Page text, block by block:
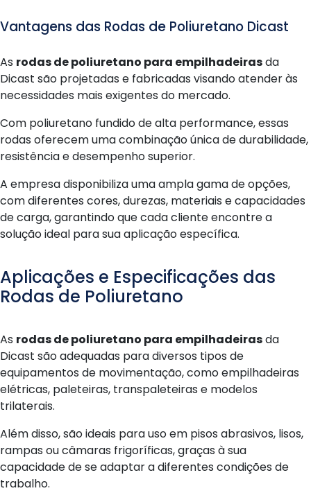
Vantagens das Rodas de Poliuretano Dicast
As rodas de poliuretano para empilhadeirasda
Dicast são projetadas e fabricadas visando atender às
necessidades mais exigentes do mercado.
Com poliuretano fundido de alta performance, essas
rodas oferecem uma combinação única de durabilidade,
resistência e desempenho superior.
A empresa disponibiliza uma ampla gama de opções,
com diferentes cores, durezas, materiais e capacidades
de carga, garantindo que cada cliente encontre a
solução ideal para sua aplicação específica.
Aplicações e Especificações das
Rodas de Poliuretano
As rodas de poliuretano para empilhadeirasda
Dicast são adequadas para diversos tipos de
equipamentos de movimentação, como empilhadeiras
elétricas, paleteiras, transpaleteiras e modelos
trilaterais.
Além disso, são ideais para uso em pisos abrasivos, lisos,
rampas ou câmaras frigoríficas, graças à sua
capacidade de se adaptar a diferentes condições de
trabalho.